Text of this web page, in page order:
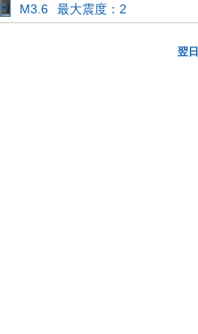
M3.6
最大震度：2
翌日